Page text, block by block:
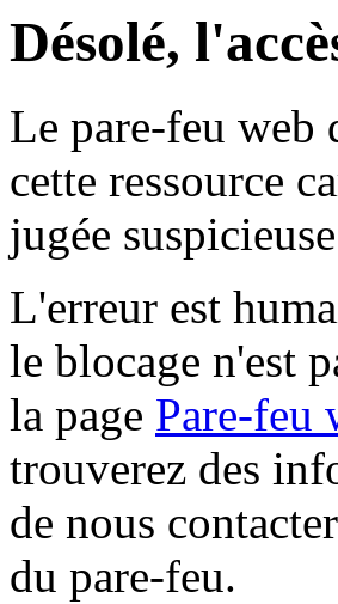
Désolé,
Le pare-feu web
cette ressource
jugée
L'erreur est
le blocage n'est
la page Pare-feu
trouverez des
de nous
du pare-feu.